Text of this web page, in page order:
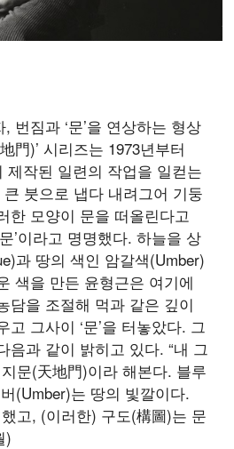
번짐과 ‘문’을 연상하는 형상
門)’ 시리즈는 1973년부터
제작된 일련의 작업을 일컫는
붓으로 냅다 내려그어 기둥
한 모양이 문을 떠올린다고
’이라고 명명했다. 하늘을 상
과 땅의 색인 암갈색(Umber)
색을 만든 윤형근은 여기에
담을 조절해 먹과 같은 깊이
그사이 ‘문’을 터놓았다. 그
음과 같이 밝히고 있다. “내 그
문(天地門)이라 해본다. 블루
(Umber)는 땅의 빛깔이다.
고, (이러한) 구도(構圖)는 문
)